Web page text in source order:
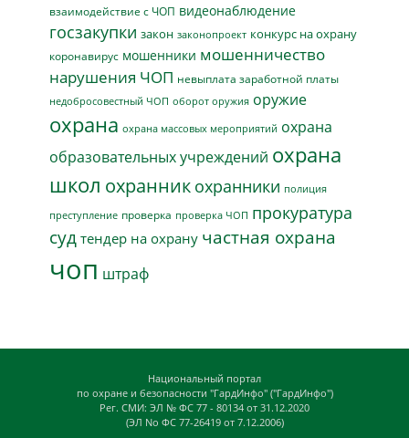
взаимодействие с ЧОП видеонаблюдение
госзакупки закон законопроект конкурс на охрану
коронавирус мошенники мошенничество
нарушения ЧОП невыплата заработной платы
недобросовестный ЧОП оборот оружия оружие
охрана охрана массовых мероприятий охрана
образовательных учреждений охрана
школ охранник охранники полиция
преступление проверка проверка ЧОП прокуратура
суд тендер на охрану частная охрана
чоп штраф
Национальный портал
по охране и безопасности "ГардИнфо" ("ГардИнфо")
Рег. СМИ: ЭЛ № ФС 77 - 80134 от 31.12.2020
(ЭЛ No ФС 77-26419 от 7.12.2006)